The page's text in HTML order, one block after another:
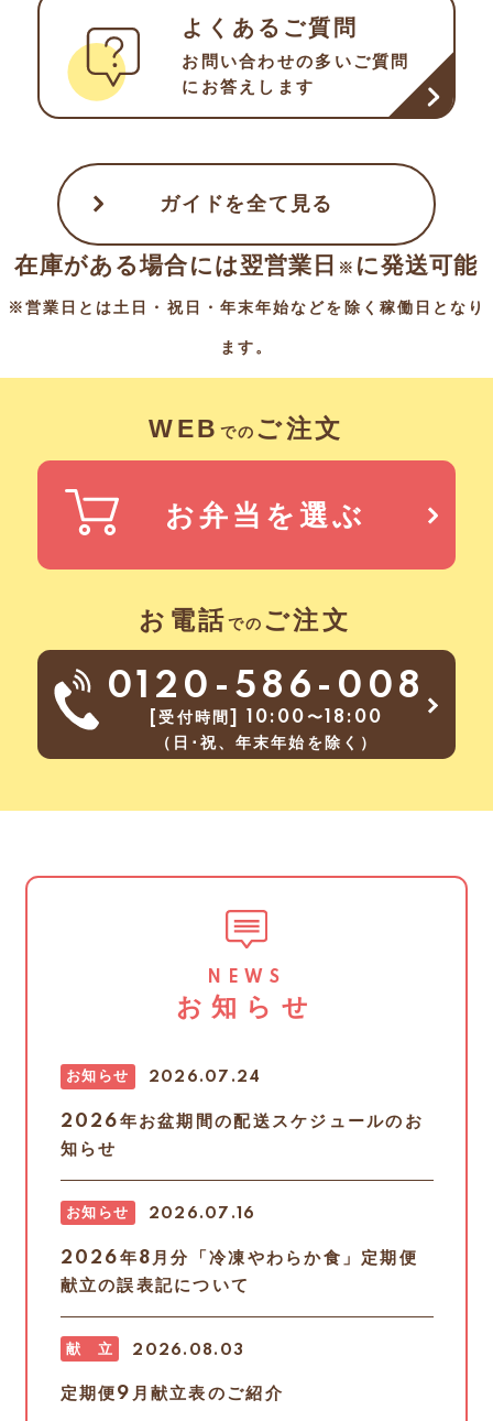
よくあるご質問
お問い合わせの多いご質問
にお答えします
ガイドを全て見る
在庫がある場合には翌営業日 ※ に発送可能
※営業日とは土日・祝日・年末年始などを除く稼働日となり
ます。
WEB での ご注文
お電話での ご注文
お弁当を選ぶ
0120-586-008
[受付時間] 10:00〜18:00
（日･祝、年末年始を除く）
NEWS
お知らせ
2026.07.24
お知らせ
2026年お盆期間の配送スケジュールのお
知らせ
2026.07.16
お知らせ
2026年8月分「冷凍やわらか食」定期便
献立の誤表記について
2026.08.03
献 立
定期便9月献立表のご紹介